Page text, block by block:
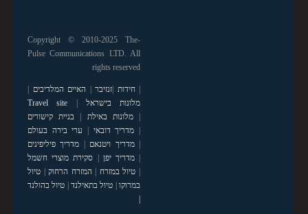
Copyright © 2010-2025 The-
Pulse Communications LTD. All
rights reserved
|חידות זנזיבר האיים המלדיבים
מלונות בישראל
Travel site
|מלונות באילת
בניית קישורים
מדריך דובאי
ערי בירה בעולם
|מדריך ויטנאם
מדריך פיליפינים
|מדריך יפן
סקירת מוצרי חשמל
טיול במזרח המזרח הרחוק| טיול
במרוקו| טיול בתאילנד| טיול בהולנד